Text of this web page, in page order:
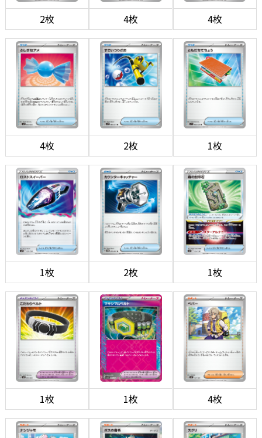
2枚 4枚 4枚
4枚 2枚 1枚
1枚 2枚 1枚
1枚 1枚 4枚